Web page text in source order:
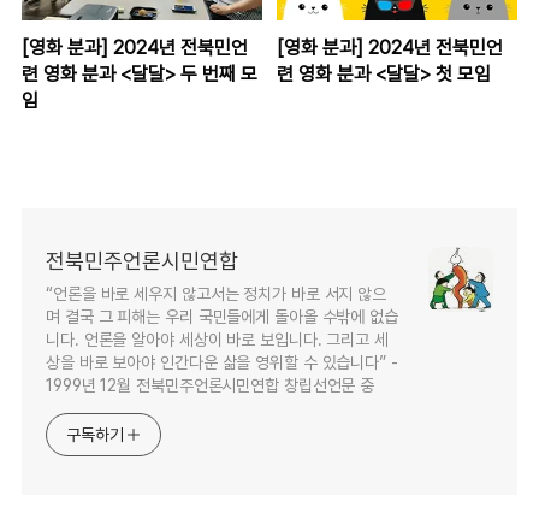
[영화 분과] 2024년 전북민언
련 영화 분과 <달달> 두 번째 모
임
[영화 분과] 2024년 전북민언
련 영화 분과 <달달> 첫 모임
전북민주언론시민연합
“언론을 바로 세우지 않고서는 정치가 바로 서지 않으
며 결국 그 피해는 우리 국민들에게 돌아올 수밖에 없습
니다. 언론을 알아야 세상이 바로 보입니다. 그리고 세
상을 바로 보아야 인간다운 삶을 영위할 수 있습니다” -
1999년 12월 전북민주언론시민연합 창립선언문 중
구독하기